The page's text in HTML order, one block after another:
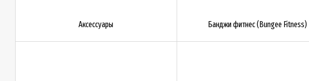
Аксессуары Банджи фитнес (Bungee Fitness)